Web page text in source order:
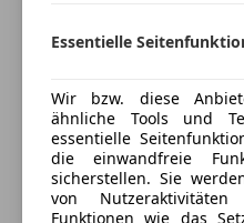
Servolenkung
Zentralverriegelung
Extras
Alufelgen
Innenspiegel
*Airbump
*Außenspiegelgehäuse
*Beifahrersitz in der
*Beleuchtetes 5,5''
anpassen
Freischaden-
Auto einfach online
Essentielle
Wir bzw. diese
ähnliche Tools und
essentielle
die einwandfreie
sicherstellen. Sie
von
Funktionen wie das